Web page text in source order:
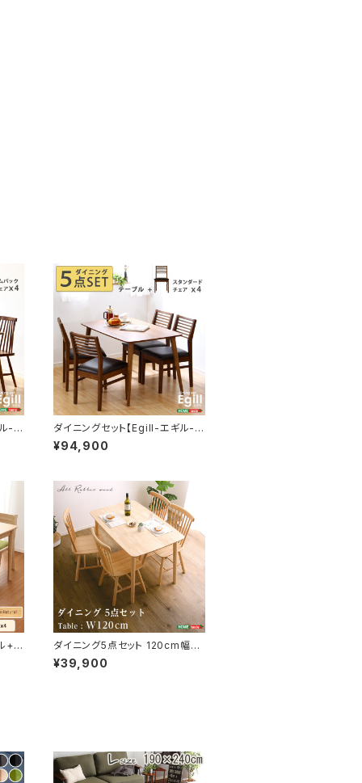
-】
ダイニングセット【Egill-エギル-】
5点セット（スタンダードチェアタイ
プ） SH-01EGL-5S
¥94,900
+チ
プ
ダイニング5点セット 120cm幅
SDS-5
¥39,900